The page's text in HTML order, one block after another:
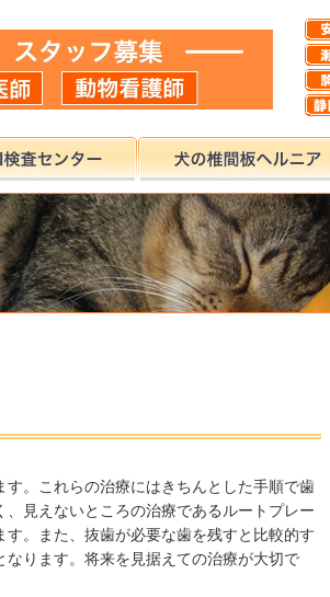
。これらの治療にはきちんとした手順で歯
見えないところの治療であるルートプレー
。また、抜歯が必要な歯を残すと比較的す
ります。将来を見据えての治療が大切で